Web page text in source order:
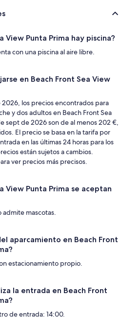
View Punta Prima hay piscina?
con una piscina al aire libre.
en Beach Front Sea View
los precios encontrados para
y dos adultos en Beach Front Sea
sept de 2026 son de al menos 202 €,
El precio se basa en la tarifa por
en las últimas 24 horas para los
están sujetos a cambios.
ver precios más precisos.
View Punta Prima se aceptan
admite mascotas.
aparcamiento en Beach Front
estacionamiento propio.
la entrada en Beach Front
de entrada: 14:00.